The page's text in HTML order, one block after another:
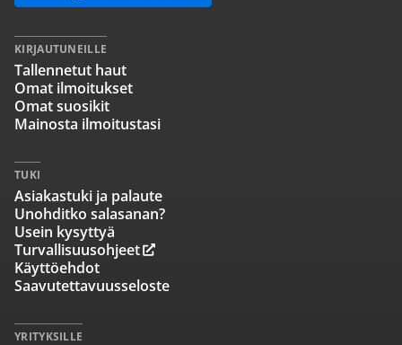
KIRJAUTUNEILLE
Tallennetut haut
Omat ilmoitukset
Omat suosikit
Mainosta ilmoitustasi
TUKI
Asiakastuki ja palaute
Unohditko salasanan?
Usein kysyttyä
Turvallisuusohjeet
Käyttöehdot
Saavutettavuusseloste
YRITYKSILLE